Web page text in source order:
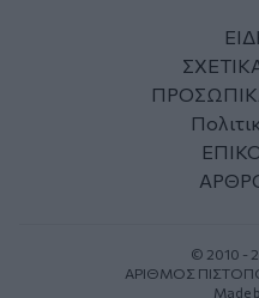
© 2010 -
ΑΡΙΘΜΟΣ
Made